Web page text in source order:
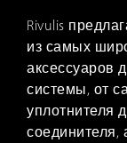
Rivulis
из самых
аксессуаров
системы, от
уплотнителя
соединителя,